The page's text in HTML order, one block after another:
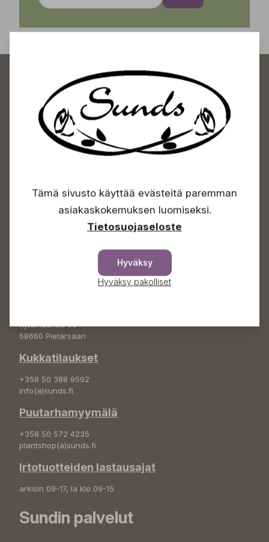
Sundin Puutarhakeskus
Arkisin 09-18
Lauantaisin 09-16
Sunnuntaisin Itsepalvelu
Kytömäentie 66
68660 Pietarsaari
Kukkatilaukset
+358 50 388 9592
info(a)sunds.fi
Puutarhamyymälä
+358 50 572 4235
plantshop(a)sunds.fi
Irtotuotteiden lastausajat
arkisin 09-17, la klo 09-15
Sundin palvelut
Tämä sivusto käyttää evästeitä paremman
asiakaskokemuksen luomiseksi.
Tietosuojaseloste
Hyväksy
Hyväksy pakolliset